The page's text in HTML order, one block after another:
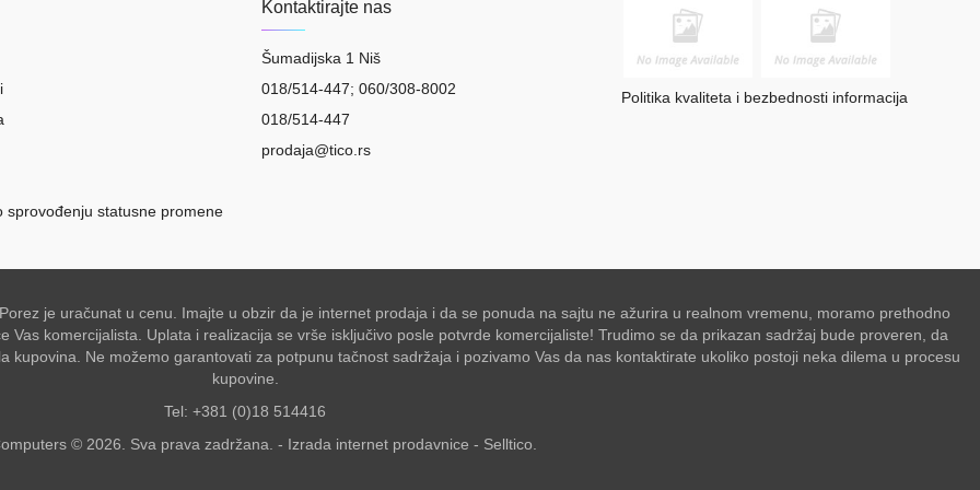
sprovođenju statusne promene
Kontaktirajte nas
Šumadijska 1 Niš
018/514-447; 060/308-8002
018/514-447
prodaja@tico.rs
Politika kvaliteta i bezbednosti informacija
je uračunat u cenu. Imajte u obzir da je internet prodaja i da se ponuda na sajtu ne ažurira u realnom vremenu, moramo prethodno
komercijalista. Uplata i realizacija se vrše isključivo posle potvrde komercijaliste! Trudimo se da prikazan sadržaj bude proveren, da
kupovina. Ne možemo garantovati za potpunu tačnost sadržaja i pozivamo Vas da nas kontaktirate ukoliko postoji neka dilema u procesu
kupovine.
Tel: +381 (0)18 514416
© 2026. Sva prava zadržana. - Izrada internet prodavnice - Selltico.